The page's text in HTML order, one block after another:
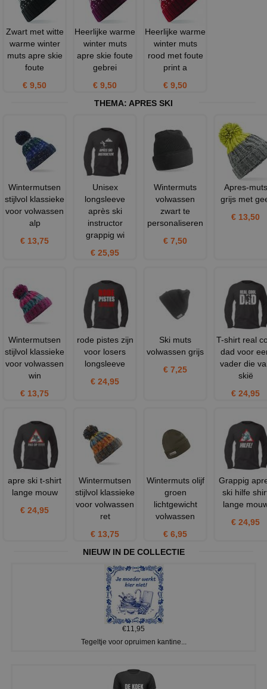
Zwart met witte
warme winter
muts apre skie
foute
€ 9,50
Heerlijke warme
winter muts
apre skie foute
gebrei
€ 9,50
Heerlijke warme
winter muts
rood met foute
print a
€ 9,50
THEMA: APRES SKI
Wintermutsen
stijlvol klassieke
voor volwassen
alp
€ 13,75
Unisex
longsleeve
après ski
instructor
grappig wi
€ 25,95
Wintermuts
volwassen
zwart te
personaliseren
€ 7,50
Apres-muts
grijs met
€ 13,50
Wintermutsen
stijlvol klassieke
voor volwassen
win
€ 13,75
rode pistes zijn
voor losers
longsleeve
€ 24,95
Ski muts
volwassen grijs
€ 7,25
T-shirt real
dad voor
vader die
skië
€ 24,95
apre ski t-shirt
lange mouw
€ 24,95
Wintermutsen
stijlvol klassieke
voor volwassen
ret
€ 13,75
Wintermuts olijf
groen
lichtgewicht
volwassen
€ 6,95
Grappig
ski hilfe
lange
€ 24,95
NIEUW IN DE COLLECTIE
€11,95
Tegeltje voor opruimen kantine...